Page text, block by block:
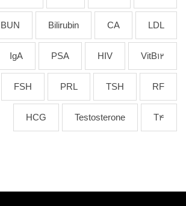
LDL
CA
Bilirubin
BUN
VitB12
HIV
PSA
IgA
RF
TSH
PRL
FSH
T4
Testosterone
HCG